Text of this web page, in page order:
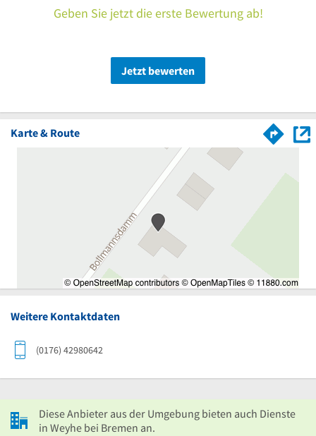
Geben Sie jetzt die erste Bewertung ab!
Jetzt bewerten
Karte & Route
Weitere Kontaktdaten
(0176) 42980642
Diese Anbieter aus der Umgebung bieten auch Dienste
in Weyhe bei Bremen an.